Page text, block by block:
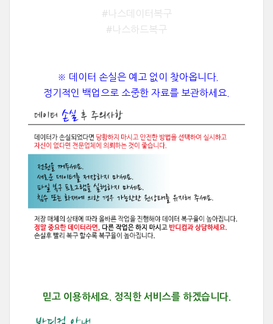
#나스데이터복구
#나스하드복구
※ 데이터 손실은 예고 없이 찾아옵니다.
정기적인 백업으로 소중한 자료를 보관하세요.
믿고 이용하세요. 정직한 서비스를 하겠습니다.